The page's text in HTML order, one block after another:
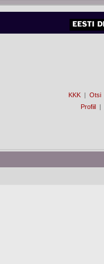
KKK | Otsi
Profiil |